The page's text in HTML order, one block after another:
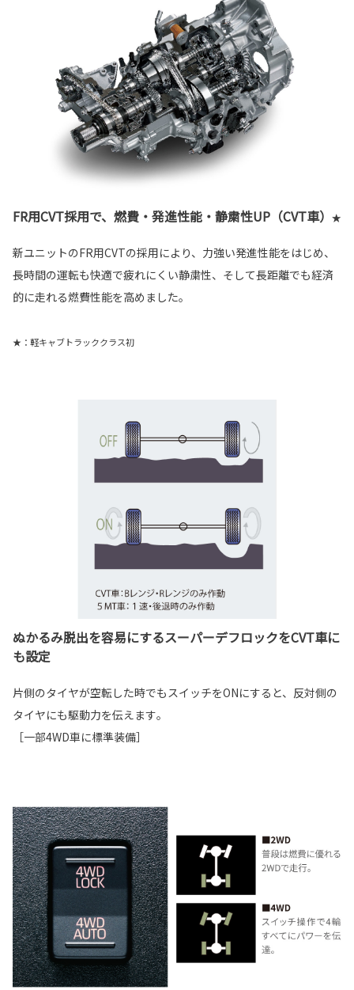
FR用CVT採用で、燃費・発進性能・静粛性UP（CVT車） ★
新ユニットのFR用CVTの採用により、力強い発進性能をはじめ、
長時間の運転も快適で疲れにくい静粛性、そして長距離でも経済
的に走れる燃費性能を高めました。
★：軽キャブトラッククラス初
ぬかるみ脱出を容易にするスーパーデフロックをCVT車に
も設定
片側のタイヤが空転した時でもスイッチをONにすると、反対側の
タイヤにも駆動力を伝えます｡
［一部4WD車に標準装備］